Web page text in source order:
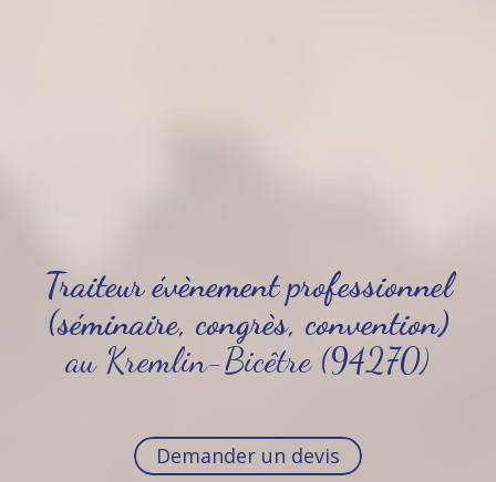
Traiteur évènement professionnel
(séminaire, congrès, convention)
au Kremlin-Bicêtre (94270)
Demander un devis